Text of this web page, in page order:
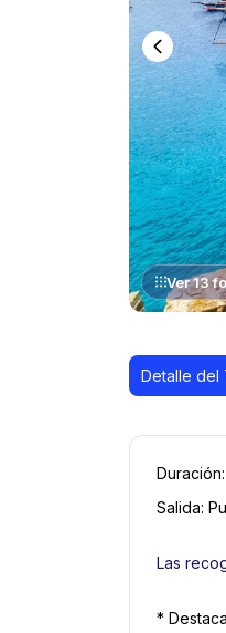
Ver 13
Detalle del
Salida:
Las
*